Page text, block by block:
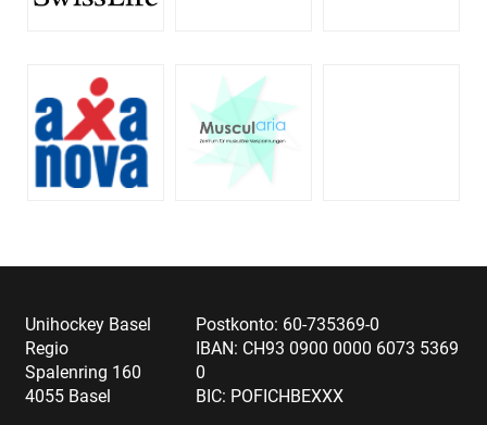
Unihockey Basel
Regio
Spalenring 160
4055 Basel
Postkonto: 60-735369-0
IBAN: CH93 0900 0000 6073 5369
0
BIC: POFICHBEXXX